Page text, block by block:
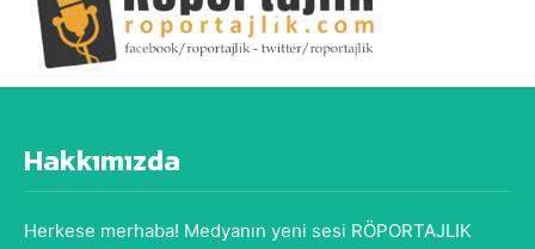
Hakkımızda
Herkese merhaba! Medyanın yeni sesi RÖPORTAJLIK